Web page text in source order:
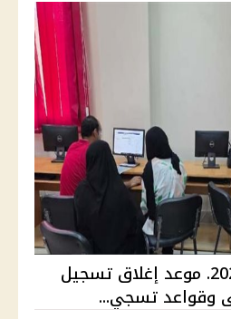
تنسيق الجامعات 2026. موعد إغلاق تسجيل
وقواعد تسجي...